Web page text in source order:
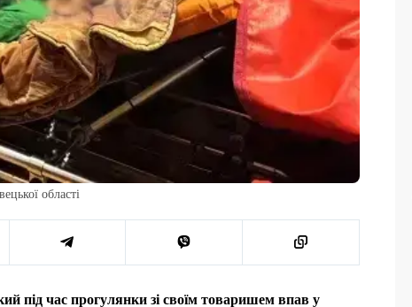
області
під час прогулянки зі своїм товаришем впав у